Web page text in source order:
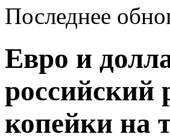
Последнее
Евро и
российский
копейки на